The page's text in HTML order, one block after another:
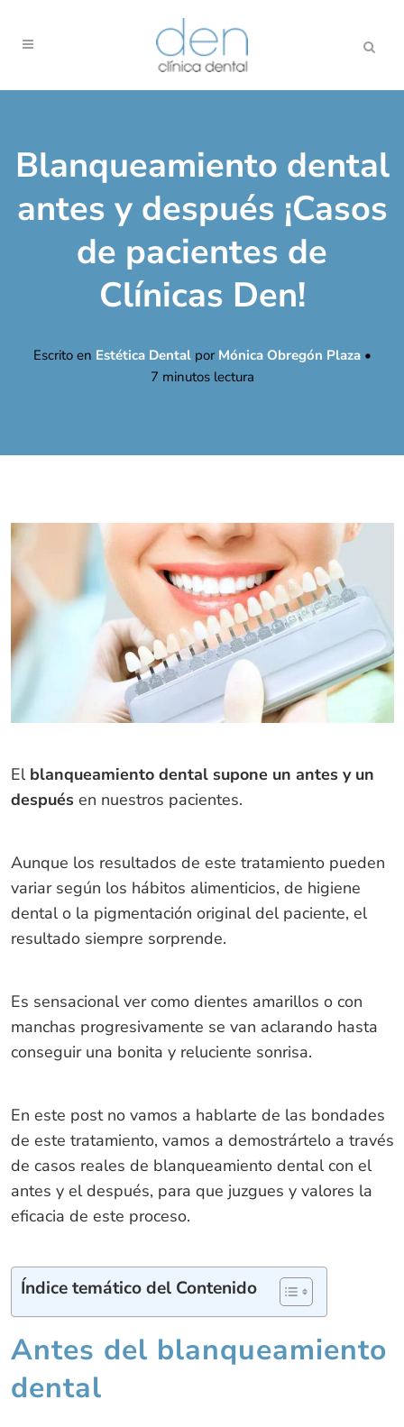
Blanqueamiento dental
antes y después ¡Casos
de pacientes de
Clínicas Den!
Escrito en Estética Dental por Mónica Obregón Plaza •
7 minutos lectura
Elblanqueamiento dental supone un antes y un
despuésen nuestros pacientes.
Aunque los resultados de este tratamiento pueden
variar según los hábitos alimenticios, de higiene
dental o la pigmentación original del paciente, el
resultado siempre sorprende.
Es sensacional ver como dientes amarillos o con
manchas progresivamente se van aclarando hasta
conseguir una bonita y reluciente sonrisa.
En este post no vamos a hablarte de las bondades
de este tratamiento, vamos a demostrártelo a través
de casos reales de blanqueamiento dental con el
antes y el después, para que juzgues y valores la
eficacia de este proceso.
Índice temático del Contenido
Antes del blanqueamiento
dental